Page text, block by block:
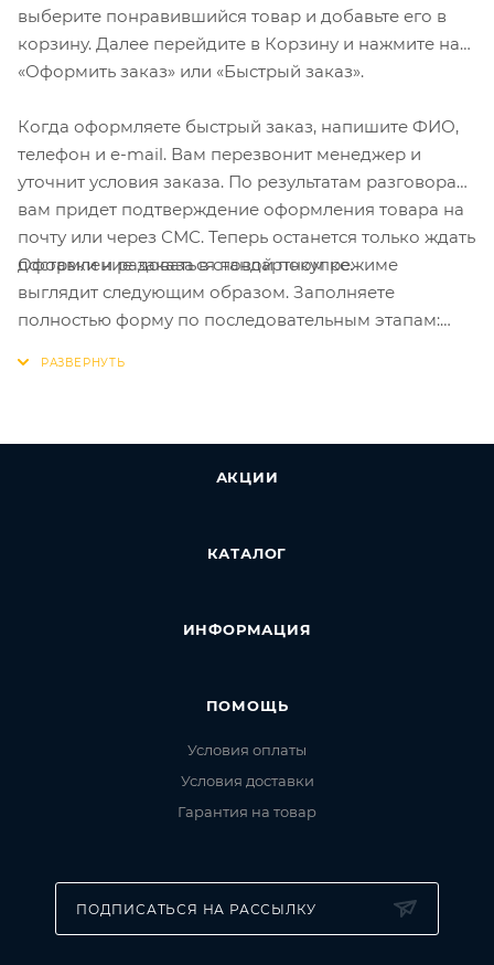
выберите понравившийся товар и добавьте его в
корзину. Далее перейдите в Корзину и нажмите на
«Оформить заказ» или «Быстрый заказ».
Когда оформляете быстрый заказ, напишите ФИО,
телефон и e-mail. Вам перезвонит менеджер и
уточнит условия заказа. По результатам разговора
вам придет подтверждение оформления товара на
почту или через СМС. Теперь останется только ждать
доставки и радоваться новой покупке.
Оформление заказа в стандартном режиме
выглядит следующим образом. Заполняете
полностью форму по последовательным этапам:
АКЦИИ
КАТАЛОГ
ИНФОРМАЦИЯ
ПОМОЩЬ
Условия оплаты
Условия доставки
Гарантия на товар
ПОДПИСАТЬСЯ НА РАССЫЛКУ